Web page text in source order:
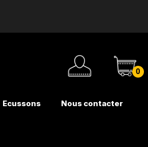
0
Ecussons Nous contacter